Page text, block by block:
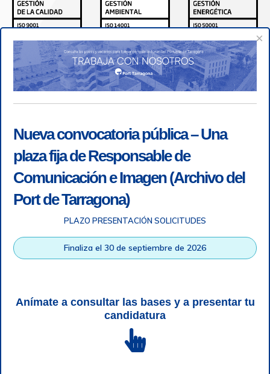
grabación telefónica
| SGSI |
Login
Autoridad Portuaria de Tarragona © Todos los derechos
×
Nueva convocatoria pública – Una
plaza fija de Responsable de
Comunicación e Imagen (Archivo del
Port de Tarragona)
PLAZO PRESENTACIÓN SOLICITUDES
Finaliza el 30 de septiembre de 2026
Anímate a consultar las bases y a presentar tu
candidatura